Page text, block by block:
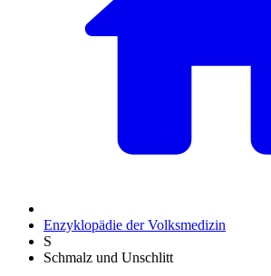
Enzyklopädie der Volksmedizin
S
Schmalz und Unschlitt